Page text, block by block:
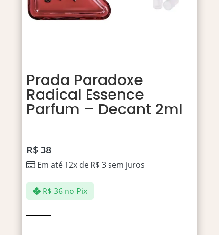
Prada Paradoxe
Radical Essence
Parfum – Decant 2ml
R$38
Em até 12x de R$ 3sem juros
R$ 36 no Pix